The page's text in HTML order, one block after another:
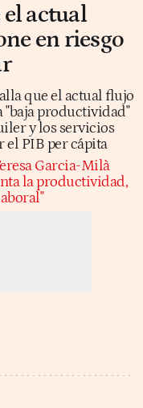
el actual
en riesgo
que el actual flujo
"baja productividad"
y los servicios
el PIB per cápita
Garcia-Milà
la productividad,